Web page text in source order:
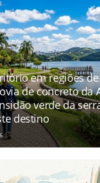
em regiões
de concreto da
verde da
destino